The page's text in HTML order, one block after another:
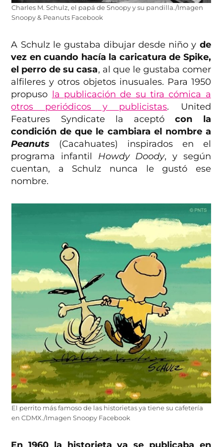
Charles M. Schulz, el papá de Snoopy y su pandilla./Imagen
Snoopy & Peanuts Facebook
A Schulz le gustaba dibujar desde niño y de
vez en cuando hacía la caricatura de Spike,
el perro de su casa, al que le gustaba comer
alfileres y otros objetos inusuales. Para 1950
propuso la publicación de su tira cómica a
otros periódicos y publicistas. United
Features Syndicate la aceptócon la
condición de que le cambiara el nombre a
Peanuts (Cacahuates) inspirados en el
programa infantil Howdy Doody, y según
cuentan, a Schulz nunca le gustó ese
nombre.
El perrito más famoso de las historietas ya tiene su cafetería
en CDMX./Imagen Snoopy Facebook